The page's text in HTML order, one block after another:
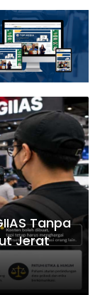
Tanpa
Jerat